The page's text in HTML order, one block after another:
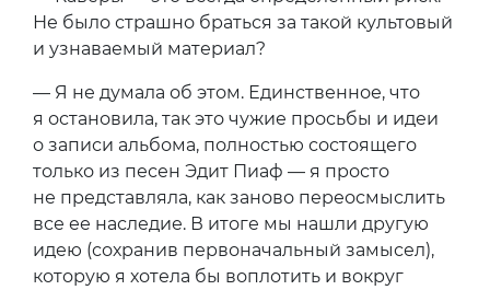
Не было страшно браться за такой культовый
и узнаваемый материал?
— Я не думала об этом. Единственное, что
я остановила, так это чужие просьбы и идеи
о записи альбома, полностью состоящего
только из песен Эдит Пиаф — я просто
не представляла, как заново переосмыслить
все ее наследие. В итоге мы нашли другую
идею (сохранив первоначальный замысел),
которую я хотела бы воплотить и вокруг